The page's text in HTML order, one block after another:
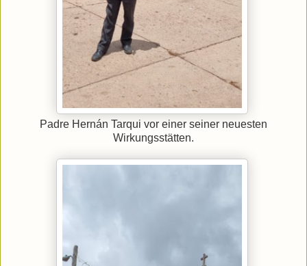
Padre Hernán Tarqui vor einer seiner neuesten
Wirkungsstätten.